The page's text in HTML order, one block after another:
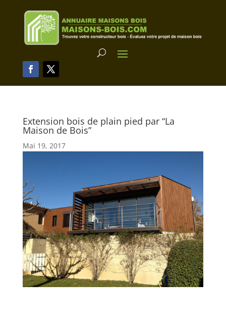
Extension bois de plain pied par “La
Maison de Bois”
Mai 19, 2017